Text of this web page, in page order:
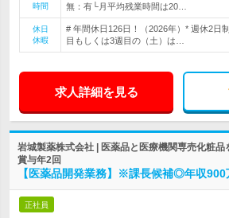
時間
無：有└月平均残業時間は20…
休日
休暇
# 年間休日126日！（2026年）* 週休2
目もしくは3週目の（土）は…
求人詳細を見る
岩城製薬株式会社 | 医薬品と医療機関専売化粧
賞与年2回
【医薬品開発業務】※課長候補◎年収900
正社員